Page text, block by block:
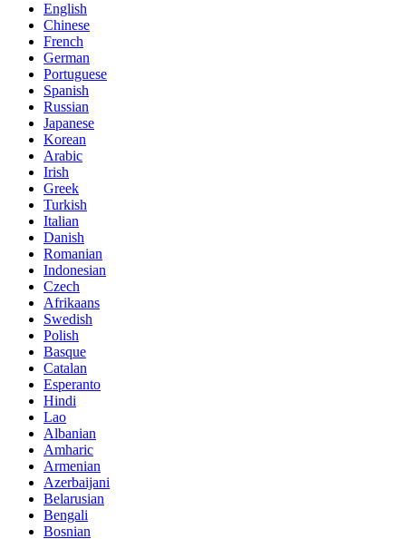
English
Chinese
French
German
Portuguese
Spanish
Russian
Japanese
Korean
Arabic
Irish
Greek
Turkish
Italian
Danish
Romanian
Indonesian
Czech
Afrikaans
Swedish
Polish
Basque
Catalan
Esperanto
Hindi
Lao
Albanian
Amharic
Armenian
Azerbaijani
Belarusian
Bengali
Bosnian